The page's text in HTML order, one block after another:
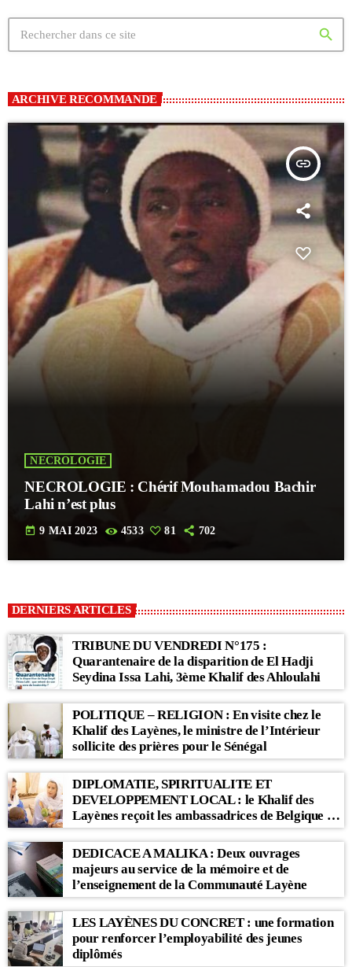
search
ARCHIVE RECOMMANDE
insert_link
NECROLOGIE
NECROLOGIE : Chérif Mouhamadou Bachir
Lahi n’est plus
today 9 MAI 2023 4533 81 702
DERNIERS ARTICLES
TRIBUNE DU VENDREDI N°175 :
Quarantenaire de la disparition de El Hadji
Seydina Issa Lahi, 3ème Khalif des Ahloulahi
POLITIQUE – RELIGION : En visite chez le
Khalif des Layènes, le ministre de l’Intérieur
sollicite des prières pour le Sénégal
DIPLOMATIE, SPIRITUALITE ET
DEVELOPPEMENT LOCAL : le Khalif des
Layènes reçoit les ambassadrices de Belgique et
des Pays-Bas
DEDICACE A MALIKA : Deux ouvrages
majeurs au service de la mémoire et de
l’enseignement de la Communauté Layène
LES LAYÈNES DU CONCRET : une formation
pour renforcer l’employabilité des jeunes
diplômés